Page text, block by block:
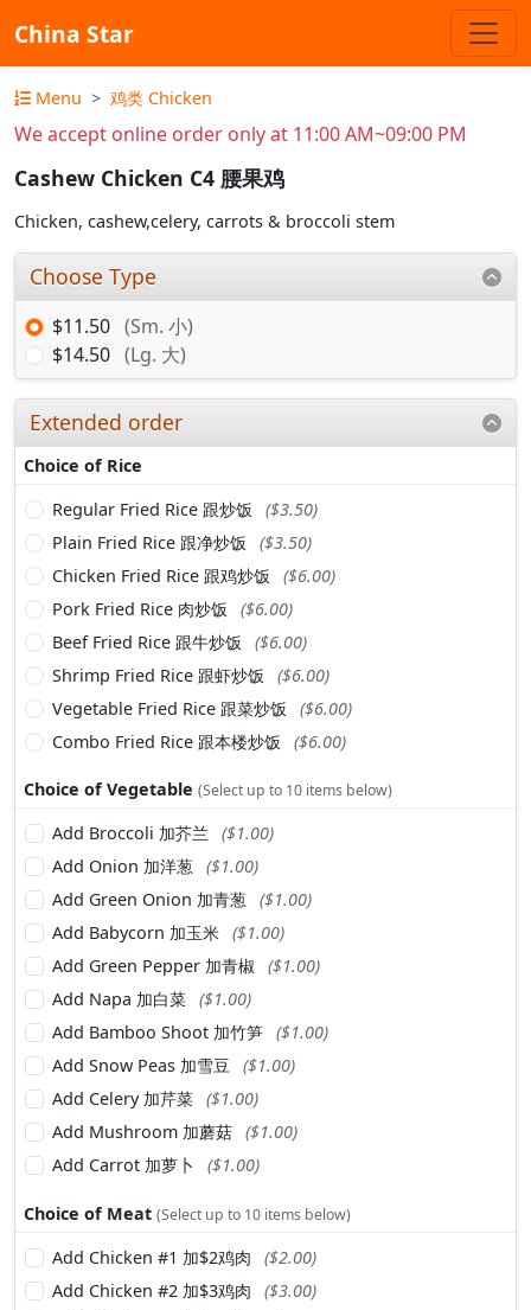
China Star
Menu 鸡类 Chicken
We accept online order only at 11:00 AM~09:00 PM
Cashew Chicken C4 腰果鸡
Chicken, cashew,celery, carrots & broccoli stem
Choose Type
$11.50 (Sm. 小)
$14.50 (Lg. 大)
Extended order
Choice of Rice
Regular Fried Rice 跟炒饭
($3.50)
Plain Fried Rice 跟净炒饭
($3.50)
Chicken Fried Rice 跟鸡炒饭
($6.00)
Pork Fried Rice 肉炒饭
($6.00)
Beef Fried Rice 跟牛炒饭
($6.00)
Shrimp Fried Rice 跟虾炒饭
($6.00)
Vegetable Fried Rice 跟菜炒饭
($6.00)
Combo Fried Rice 跟本楼炒饭
($6.00)
Choice of Vegetable (Select up to 10 items below)
Add Broccoli 加芥兰
($1.00)
Add Onion 加洋葱 ($1.00)
Add Green Onion 加青葱 ($1.00)
Add Babycorn 加玉米 ($1.00)
Add Green Pepper 加青椒
($1.00)
Add Napa 加白菜 ($1.00)
Add Bamboo Shoot 加竹笋 ($1.00)
Add Snow Peas 加雪豆 ($1.00)
Add Celery 加芹菜 ($1.00)
Add Mushroom 加蘑菇 ($1.00)
Add Carrot 加萝卜
($1.00)
Choice of Meat (Select up to 10 items below)
Add Chicken #1 加$2鸡肉
($2.00)
Add Chicken #2 加$3鸡肉
($3.00)